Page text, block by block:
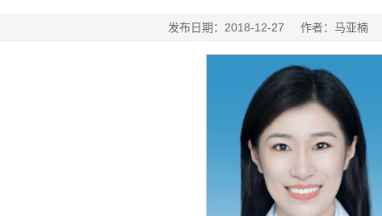
发布日期：2018-12-27 作者：马亚楠